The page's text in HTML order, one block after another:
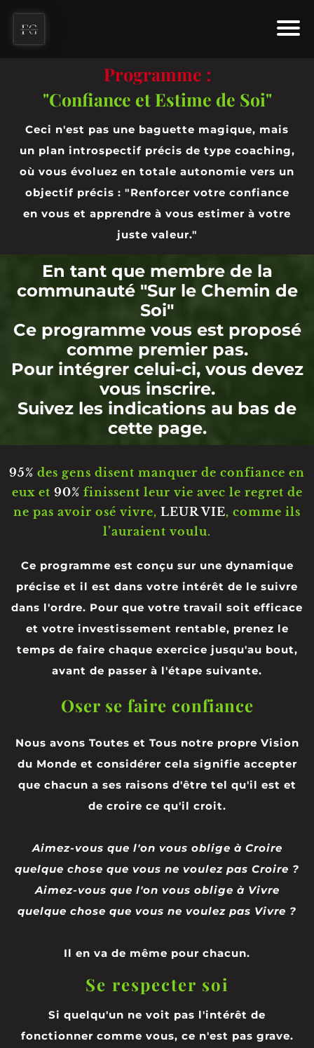
Programme :
"Confiance et Estime de Soi"
Ceci n'est pas une baguette magique, mais
un plan introspectif précis de type coaching,
où vous évoluez en totale autonomie vers un
objectif précis : "Renforcer votre confiance
en vous et apprendre à vous estimer à votre
juste valeur."
En tant que membre de la
communauté "Sur le Chemin de
Soi"
Ce programme vous est proposé
comme premier pas.
Pour intégrer celui-ci, vous devez
vous inscrire.
Suivez les indications au bas de
cette page.
95% des gens disent manquer de confiance en
eux et 90% finissent leur vie avec le regret de
ne pas avoir osé vivre, LEUR VIE, comme ils
l’auraient voulu.
Ce programme est conçu sur une dynamique
précise et il est dans votre intérêt de le suivre
dans l'ordre. Pour que votre travail soit efficace
et votre investissement rentable, prenez le
temps de faire chaque exercice jusqu'au bout,
avant de passer à l'étape suivante.
Oser se faire confiance
Nous avons Toutes et Tous notre propre Vision
du Monde et considérer cela signifie accepter
que chacun a ses raisons d'être tel qu'il est et
de croire ce qu'il croit.
Aimez-vous que l'on vous oblige à Croire
quelque chose que vous ne voulez pas Croire ?
Aimez-vous que l'on vous oblige à Vivre
quelque chose que vous ne voulez pas Vivre ?
Il en va de même pour chacun.
Se respecter soi
Si quelqu'un ne voit pas l'intérêt de
fonctionner comme vous, ce n'est pas grave.